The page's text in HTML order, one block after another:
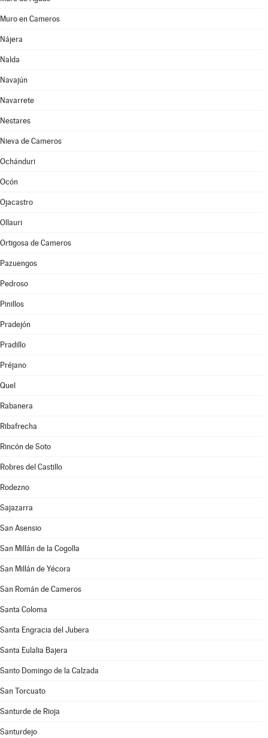
Muro en Cameros
Nájera
Nalda
Navajún
Navarrete
Nestares
Nieva de Cameros
Ochánduri
Ocón
Ojacastro
Ollauri
Ortigosa de Cameros
Pazuengos
Pedroso
Pinillos
Pradejón
Pradillo
Préjano
Quel
Rabanera
Ribafrecha
Rincón de Soto
Robres del Castillo
Rodezno
Sajazarra
San Asensio
San Millán de la Cogolla
San Millán de Yécora
San Román de Cameros
Santa Coloma
Santa Engracia del Jubera
Santa Eulalia Bajera
Santo Domingo de la Calzada
San Torcuato
Santurde de Rioja
Santurdejo